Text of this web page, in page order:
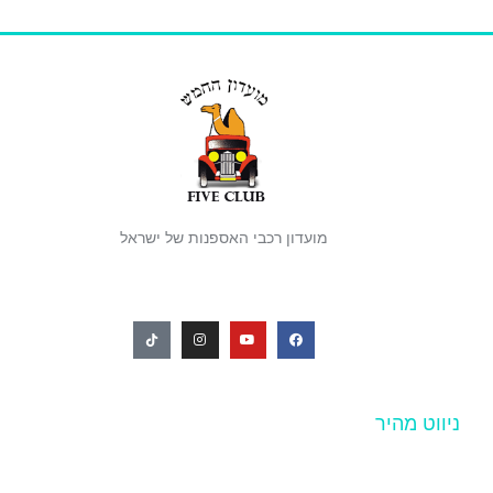
מועדון רכבי האספנות של ישראל
ניווט מהיר